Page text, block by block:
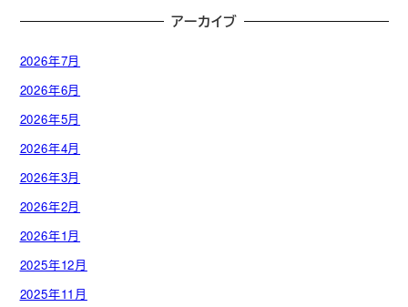
アーカイブ
2026年7月
2026年6月
2026年5月
2026年4月
2026年3月
2026年2月
2026年1月
2025年12月
2025年11月